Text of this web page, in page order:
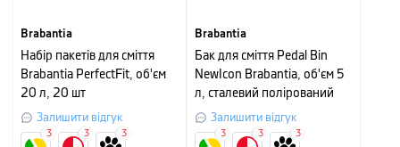
Brabantia
Набір пакетів для сміття
Brabantia PerfectFit, об'єм
20 л, 20 шт
Залишити відгук
3 3 3
Brabantia
Бак для сміття Pedal Bin
NewIcon Brabantia, об'єм 5
л, сталевий полірований
Залишити відгук
3 3 3